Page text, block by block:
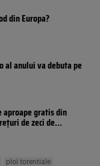
din Europa?
al anului va debuta pe
aproape gratis din
de zeci de...
ploi torentiale